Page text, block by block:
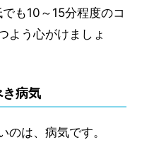
も10～15分程度のコ
よう心がけましょ
病気
のは、病気です。